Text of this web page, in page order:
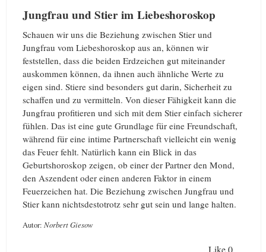
Jungfrau und Stier im Liebeshoroskop
Schauen wir uns die Beziehung zwischen Stier und
Jungfrau vom Liebeshoroskop aus an, können wir
feststellen, dass die beiden Erdzeichen gut miteinander
auskommen können, da ihnen auch ähnliche Werte zu
eigen sind. Stiere sind besonders gut darin, Sicherheit zu
schaffen und zu vermitteln. Von dieser Fähigkeit kann die
Jungfrau profitieren und sich mit dem Stier einfach sicherer
fühlen. Das ist eine gute Grundlage für eine Freundschaft,
während für eine intime Partnerschaft vielleicht ein wenig
das Feuer fehlt. Natürlich kann ein Blick in das
Geburtshoroskop zeigen, ob einer der Partner den Mond,
den Aszendent oder einen anderen Faktor in einem
Feuerzeichen hat. Die Beziehung zwischen Jungfrau und
Stier kann nichtsdestotrotz sehr gut sein und lange halten.
Autor: Norbert Giesow
Like0